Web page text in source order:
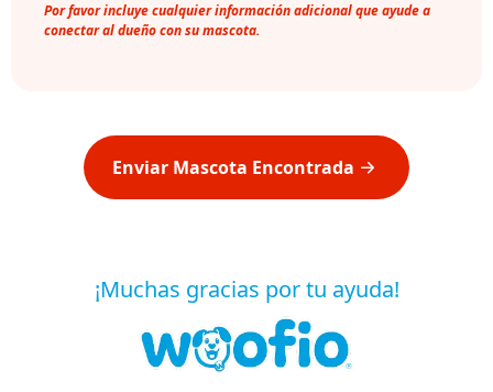
Por favor incluye cualquier información adicional que ayude a
conectar al dueño con su mascota.
Enviar Mascota Encontrada
¡Muchas gracias por tu ayuda!